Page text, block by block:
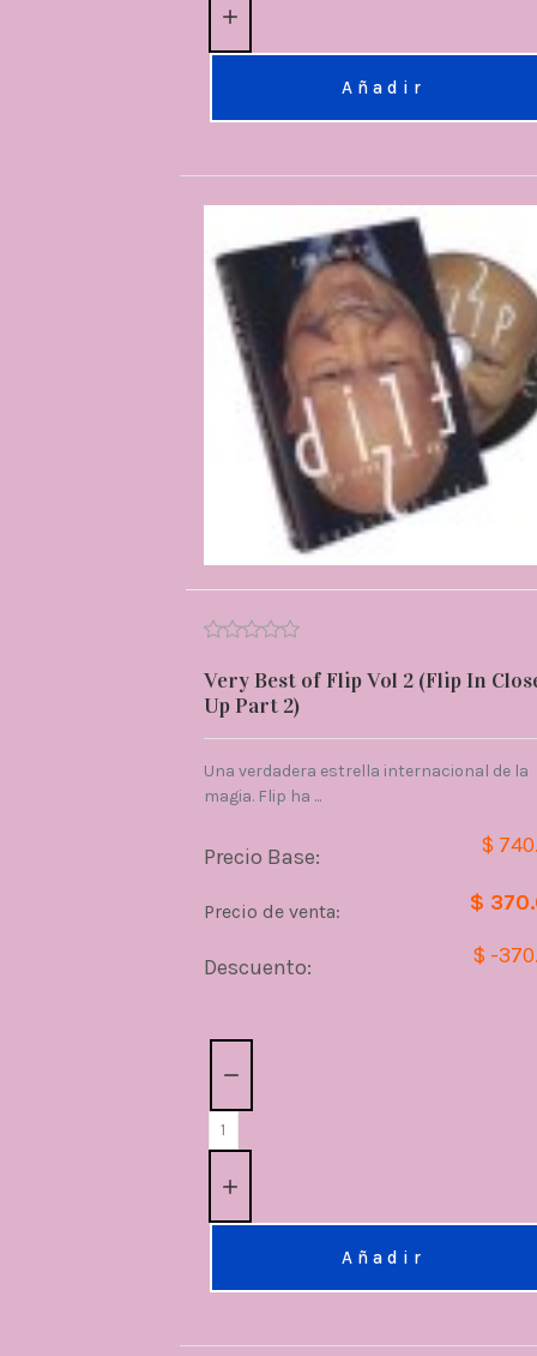
Añadir
Very Best of Flip Vol 2 (Flip In
Up Part 2)
Una verdadera estrella internacional de la
magia. Flip ha ...
Precio Base: $
Precio de venta: $
Descuento: $ -
Añadir